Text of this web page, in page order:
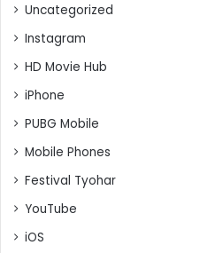
Uncategorized
Instagram
HD Movie Hub
iPhone
PUBG Mobile
Mobile Phones
Festival Tyohar
YouTube
iOS